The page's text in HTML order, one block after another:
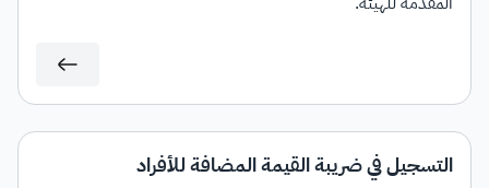
التسجيل في ضريبة القيمة المضافة للأفراد